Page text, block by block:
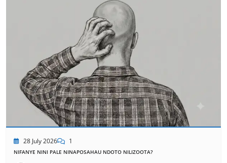
28 July 2026 1
NIFANYE NINI PALE NINAPOSAHAU NDOTO NILIZOOTA?